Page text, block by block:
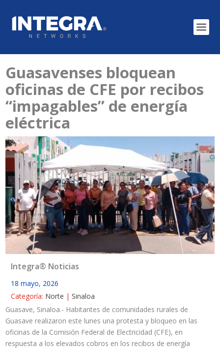
Guasavenses bloquean
oficinas de CFE por recibos
“impagables” de energía
eléctrica
Integra® Noticias
18 mayo, 2026
Categoría: Norte |Sinaloa
Guasave, Sinaloa.- Habitantes de comunidades rurales de
Guasave realizaron este lunes una protesta y bloqueo en las
oficinas de la Comisión Federal de Electricidad (CFE), en
respuesta a los elevados cobros en los recibos de energía